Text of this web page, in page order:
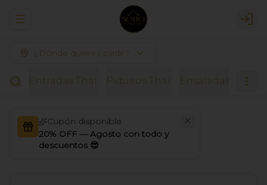
Abrir menu de navegación
¿Dónde quieres pedir?
Entradas Thai. Piqueos Thai. Ensaladas.
Cupón disponible
20% OFF — Agosto con todo y
descuentos 😎